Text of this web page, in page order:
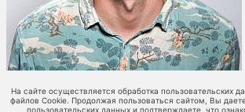
На сайте осуществляется обработка пользовательских
файлов Cookie. Продолжая пользоваться сайтом, Вы
пользовательских данных и подтверждаете, что